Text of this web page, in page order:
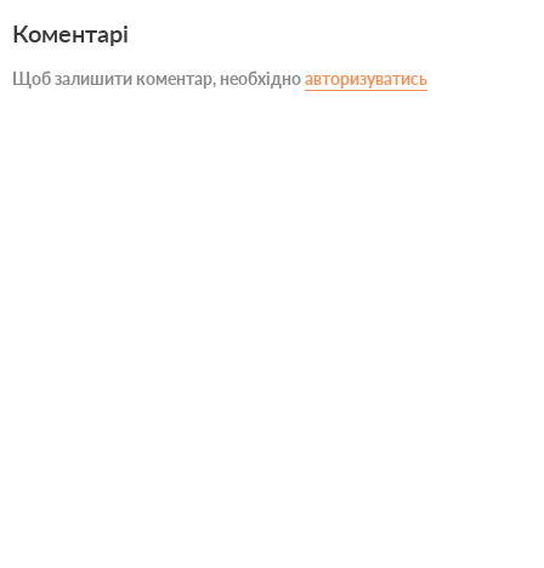
Коментарі
Щоб залишити коментар, необхідноавторизуватись